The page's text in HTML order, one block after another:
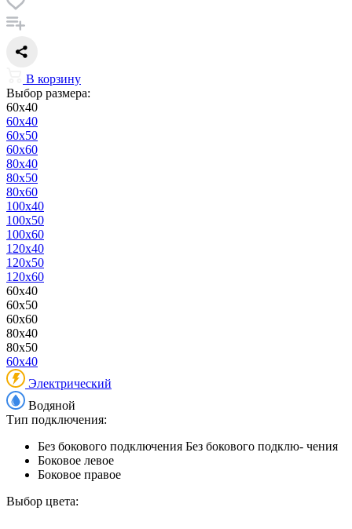
В корзину
Выбор размера:
60x40
60x40
60x50
60x60
80x40
80x50
80x60
100x40
100x50
100x60
120x40
120x50
120x60
60x40
60x50
60x60
80x40
80x50
60x40
Электрический
Водяной
Тип подключения:
Без бокового подключения Без бокового подклю- чения
Боковое левое
Боковое правое
Выбор цвета: